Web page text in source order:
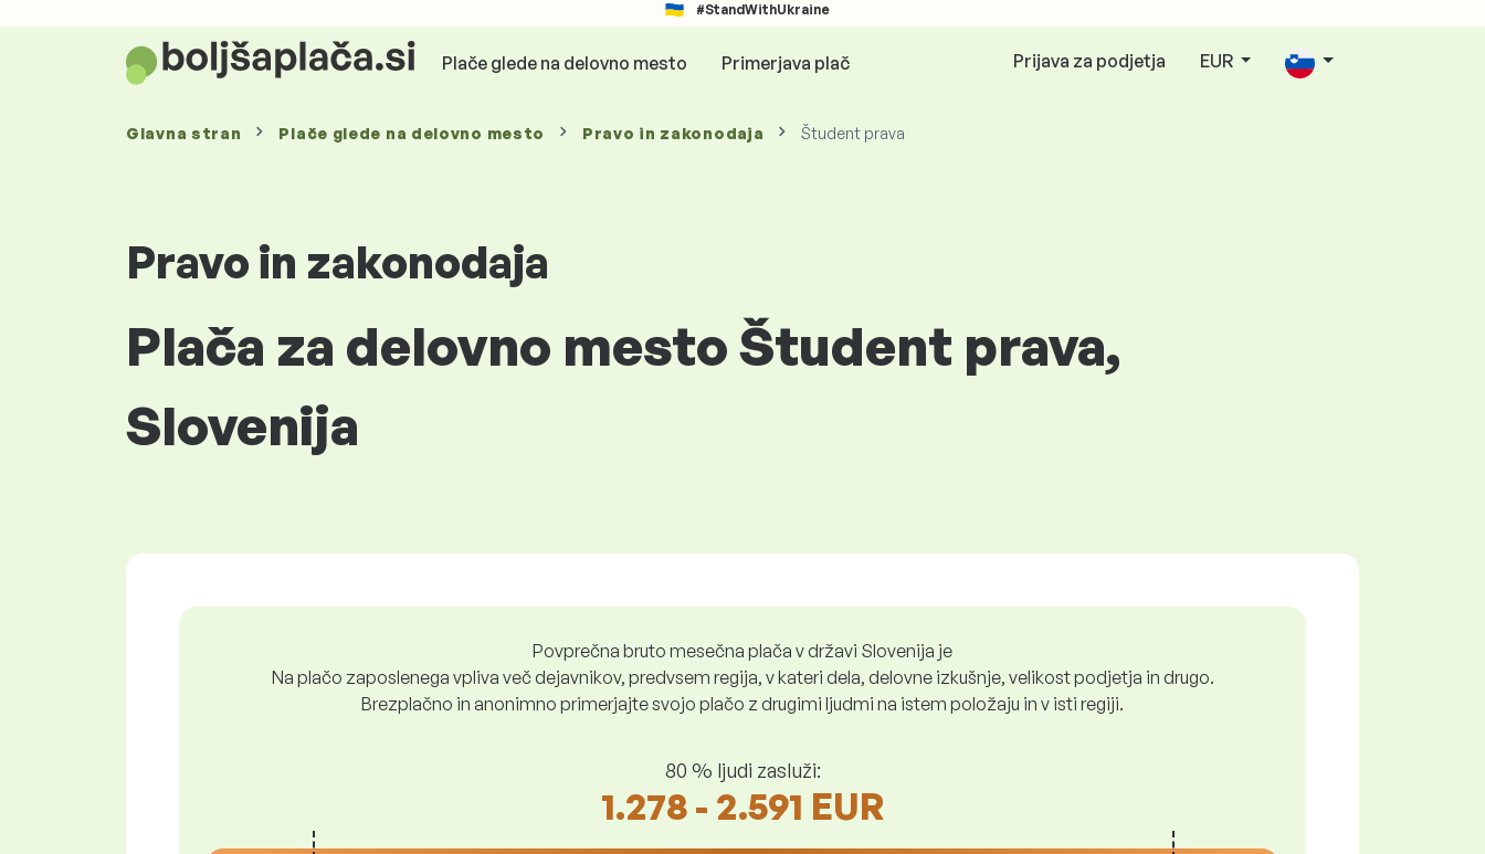
#StandWithUkraine
Plače glede na delovno mesto Primerjava plač Prijava za podjetja EUR
Glavna stran Plače glede na delovno mesto Pravo in zakonodaja Študent prava
Pravo in zakonodaja
Plača za delovno mesto Študent prava,
Slovenija
Povprečna bruto mesečna plača v državi Slovenija je
Na plačo zaposlenega vpliva več dejavnikov, predvsem regija, v kateri dela, delovne izkušnje, velikost podjetja in drugo.
Brezplačno in anonimno primerjajte svojo plačo z drugimi ljudmi na istem položaju in v isti regiji.
80 % ljudi zasluži:
1.278 - 2.591 EUR